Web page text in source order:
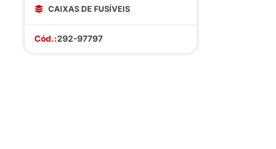
CAIXAS DE FUSÍVEIS
Cód.:292-97797